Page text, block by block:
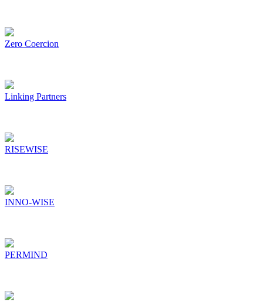
Zero Coercion
Linking Partners
RISEWISE
INNO-WISE
PERMIND